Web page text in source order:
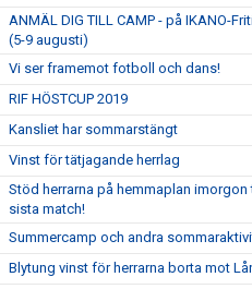
ANMÄL DIG TILL CAMP - på IKANO-
(5-9 augusti)
Vi ser framemot fotboll och dans!
RIF HÖSTCUP 2019
Kansliet har sommarstängt
Vinst för tätjagande herrlag
Stöd herrarna på hemmaplan
sista match!
Summercamp och andra
Blytung vinst för herrarna borta mot